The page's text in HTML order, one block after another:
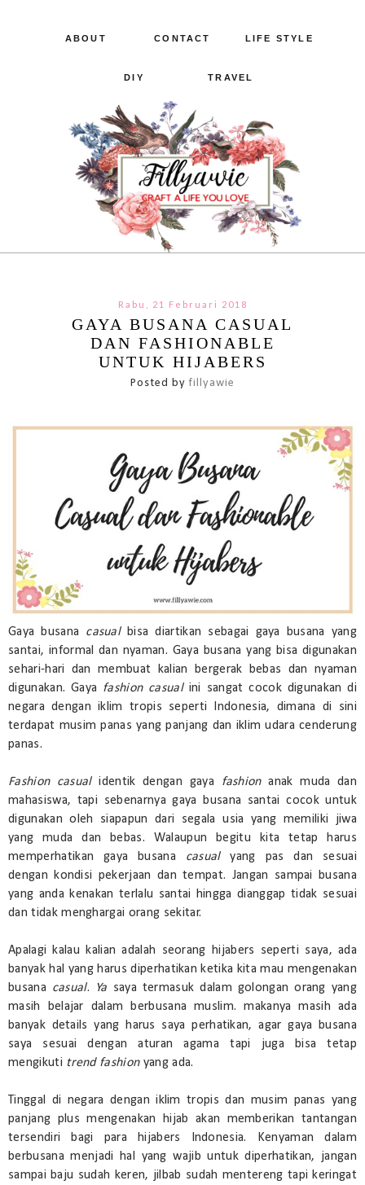
ABOUT CONTACT LIFE STYLE
DIY TRAVEL
Rabu, 21 Februari 2018
GAYA BUSANA CASUAL
DAN FASHIONABLE
UNTUK HIJABERS
Posted byfillyawie
Gaya busana casualbisa diartikan sebagai gaya busana yang
santai, informal dan nyaman. Gaya busana yang bisa digunakan
sehari-hari dan membuat kalian bergerak bebas dan nyaman
digunakan. Gaya fashion casualini sangat cocok digunakan di
negara dengan iklim tropis seperti Indonesia, dimana di sini
terdapat musim panas yang panjang dan iklim udara cenderung
panas.
Fashion casualidentik dengan gaya fashionanak muda dan
mahasiswa, tapi sebenarnya gaya busana santai cocok untuk
digunakan oleh siapapun dari segala usia yang memiliki jiwa
yang muda dan bebas. Walaupun begitu kita tetap harus
memperhatikan gaya busana casualyang pas dan sesuai
dengan kondisi pekerjaan dan tempat. Jangan sampai busana
yang anda kenakan terlalu santai hingga dianggap tidak sesuai
dan tidak menghargai orang sekitar.
Apalagi kalau kalian adalah seorang hijabers seperti saya, ada
banyak hal yang harus diperhatikan ketika kita mau mengenakan
busana casual. Ya saya termasuk dalam golongan orang yang
masih belajar dalam berbusana muslim. makanya masih ada
banyak details yang harus saya perhatikan, agar gaya busana
saya sesuai dengan aturan agama tapi juga bisa tetap
mengikuti trend fashion yang ada.
Tinggal di negara dengan iklim tropis dan musim panas yang
panjang plus mengenakan hijab akan memberikan tantangan
tersendiri bagi para hijabers Indonesia. Kenyaman dalam
berbusana menjadi hal yang wajib untuk diperhatikan, jangan
sampai baju sudah keren, jilbab sudah mentereng tapi keringat